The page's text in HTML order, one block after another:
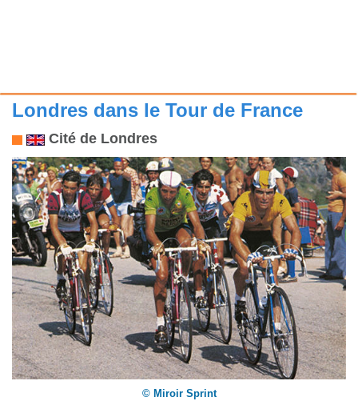
Londres dans le Tour de France
Cité de Londres
© Miroir Sprint